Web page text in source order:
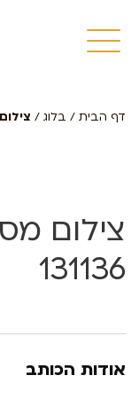
דף הבית / בלוג / צילום מסך
131136
אודות הכותב